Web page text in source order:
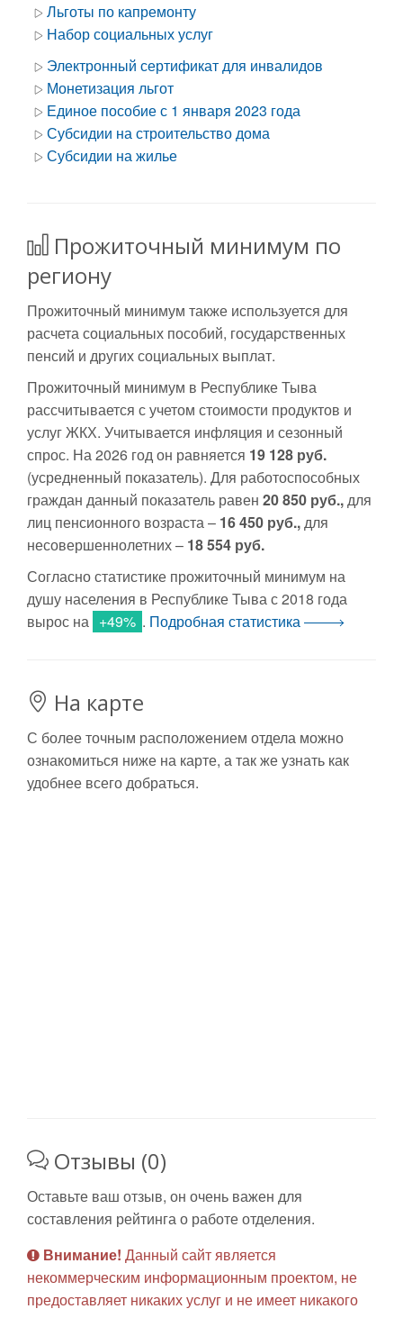
Льготы по капремонту
Набор социальных услуг
Электронный сертификат для инвалидов
Монетизация льгот
Единое пособие с 1 января 2023 года
Субсидии на строительство дома
Субсидии на жилье
Прожиточный минимум по
региону
Прожиточный минимум также используется для
расчета социальных пособий, государственных
пенсий и других социальных выплат.
Прожиточный минимум в Республике Тыва
рассчитывается с учетом стоимости продуктов и
услуг ЖКХ. Учитывается инфляция и сезонный
спрос. На 2026 год он равняется 19 128 руб.
(усредненный показатель). Для работоспособных
граждан данный показатель равен 20 850 руб.,для
лиц пенсионного возраста – 16 450 руб.,для
несовершеннолетних – 18 554 руб.
Согласно статистике прожиточный минимум на
душу населения в Республике Тыва с 2018 года
вырос на +49% . Подробная статистика
На карте
С более точным расположением отдела можно
ознакомиться ниже на карте, а так же узнать как
удобнее всего добраться.
Отзывы (0)
Оставьте ваш отзыв, он очень важен для
составления рейтинга о работе отделения.
Внимание! Данный сайт является
некоммерческим информационным проектом, не
предоставляет никаких услуг и не имеет никакого